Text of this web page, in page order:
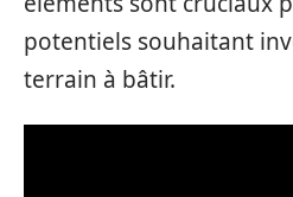
potentiels souhaitant
terrain à bâtir.